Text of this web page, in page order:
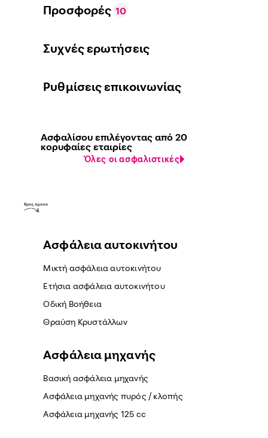
Προσφορές 10
Συχνές ερωτήσεις
Ρυθμίσεις επικοινωνίας
Ασφαλίσου επιλέγοντας από 20
κορυφαίες εταιρίες
Όλες οι ασφαλιστικές
Ασφάλεια αυτοκινήτου
Μικτή ασφάλεια αυτοκινήτου
Ετήσια ασφάλεια αυτοκινήτου
Οδική Βοήθεια
Θραύση Κρυστάλλων
Ασφάλεια μηχανής
Βασική ασφάλεια μηχανής
Ασφάλεια μηχανής πυρός / κλοπής
Ασφάλεια μηχανής 125 cc